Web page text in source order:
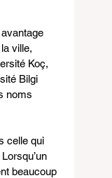
ville,
Koç,
Bilgi
noms
celle qui
beaucoup